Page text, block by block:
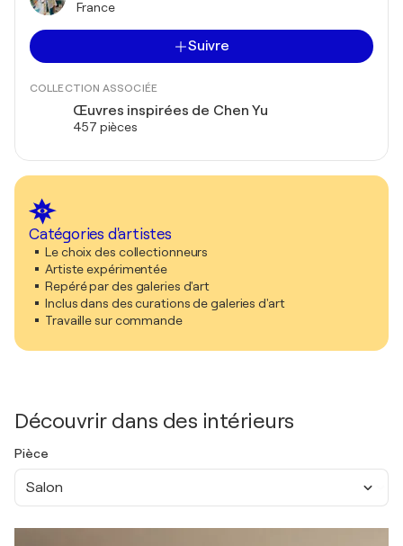
France
Suivre
COLLECTION ASSOCIÉE
Œuvres inspirées de Chen Yu
457 pièces
Catégories d'artistes
Le choix des collectionneurs
Artiste expérimentée
Repéré par des galeries d'art
Inclus dans des curations de galeries d'art
Travaille sur commande
Découvrir dans des intérieurs
Pièce
Salon